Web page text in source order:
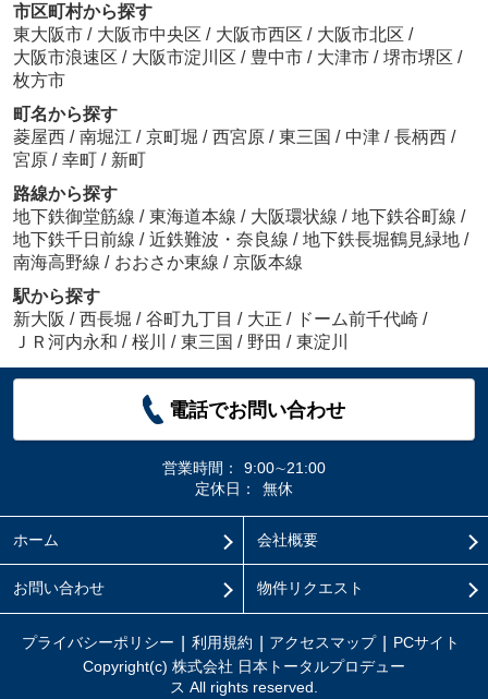
市区町村から探す
東大阪市 / 大阪市中央区 / 大阪市西区 / 大阪市北区 /
大阪市浪速区 / 大阪市淀川区 / 豊中市 / 大津市 / 堺市堺区 /
枚方市
町名から探す
菱屋西 / 南堀江 / 京町堀 / 西宮原 / 東三国 / 中津 / 長柄西 /
宮原 / 幸町 / 新町
路線から探す
地下鉄御堂筋線 / 東海道本線 / 大阪環状線 / 地下鉄谷町線 /
地下鉄千日前線 / 近鉄難波・奈良線 / 地下鉄長堀鶴見緑地 /
南海高野線 / おおさか東線 / 京阪本線
駅から探す
新大阪 / 西長堀 / 谷町九丁目 / 大正 / ドーム前千代崎 /
ＪＲ河内永和 / 桜川 / 東三国 / 野田 / 東淀川
電話でお問い合わせ
営業時間：
9:00∼21:00
定休日：
無休
ホーム 会社概要
お問い合わせ 物件リクエスト
プライバシーポリシー 利用規約 アクセスマップ
PCサイト
Copyright(c) 株式会社 日本トータルプロデュー
ス All rights reserved.